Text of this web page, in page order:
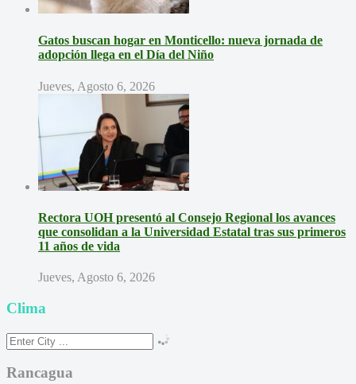
Gatos buscan hogar en Monticello: nueva jornada de
adopción llega en el Día del Niño
Jueves, Agosto 6, 2026
Rectora UOH presentó al Consejo Regional los avances
que consolidan a la Universidad Estatal tras sus primeros
11 años de vida
Jueves, Agosto 6, 2026
Clima
Rancagua